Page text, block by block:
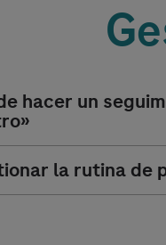
hacer un
la rutina de